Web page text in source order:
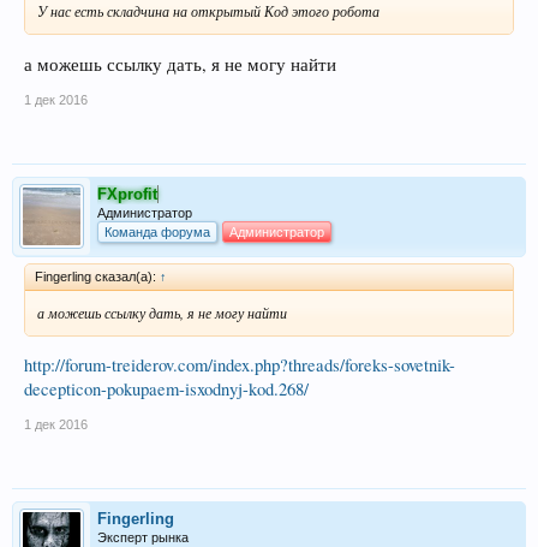
У нас есть складчина на открытый Код этого робота
а можешь ссылку дать, я не могу найти
1 дек 2016
FXprofit
Администратор
Команда форума
Администратор
Fingerling сказал(а): ↑
а можешь ссылку дать, я не могу найти
http://forum-treiderov.com/index.php?threads/foreks-sovetnik-
decepticon-pokupaem-isxodnyj-kod.268/
1 дек 2016
Fingerling
Эксперт рынка